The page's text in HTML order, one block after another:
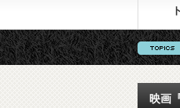
映画